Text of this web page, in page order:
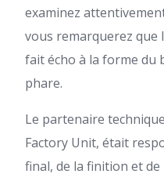
examinez
vous remarquerez
fait écho à la forme du
phare.
Le partenaire
Factory Unit, était
final, de la finition et